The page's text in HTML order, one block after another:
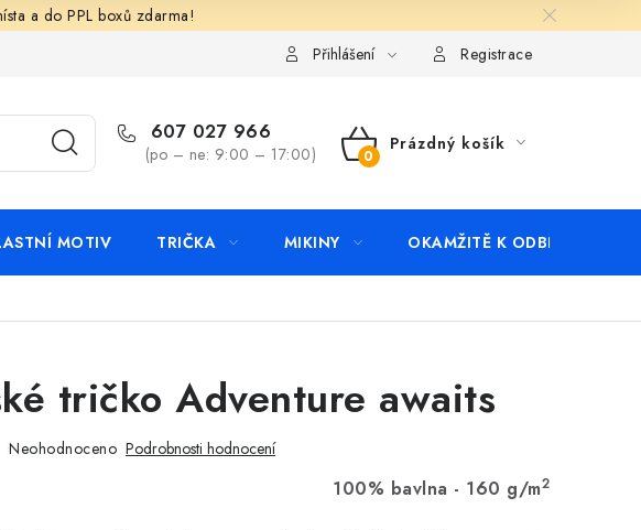
a do PPL boxů zdarma!
údajů KontaktyPřihlášení Registrace
607 027 966
(po – ne: 9:00 – 17:00)
NÁKUPNÍ
Prázdný košík
MOTIV TRIČKA MIKINY OKAMŽITĚ K ODBĚRU
tričko Adventure awaits
Neohodnoceno Podrobnosti hodnocení
100% bavlna - 160 g/m2